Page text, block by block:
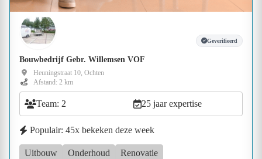
Geverifieerd
Bouwbedrijf Gebr. Willemsen VOF
Heuningstraat 10, Ochten
Afstand: 2 km
Team: 2 25 jaar expertise
Populair: 45x bekeken deze week
Uitbouw Onderhoud Renovatie